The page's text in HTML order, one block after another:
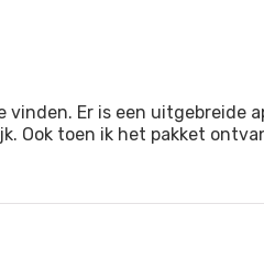
Er is een uitgebreide
Ook toen ik het pakket